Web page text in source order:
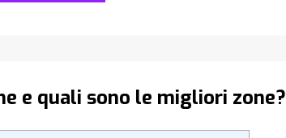
e quali sono le migliori zone?